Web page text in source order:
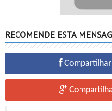
RECOMENDE ESTA